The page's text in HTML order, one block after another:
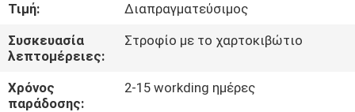
ΜΑΣ
ΕΛΆΤΕ
ΣΕ
ΕΠΑΦΉ
Τιμή:
Διαπραγματεύσιμος
Συσκευασία
λεπτομέρειες:
Στροφίο με το χαρτοκιβώτιο
Χρόνος
παράδοσης:
2-15 workding ημέρες